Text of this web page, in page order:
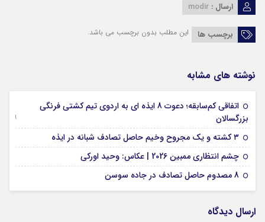
ارسال : modir
برچسب ها این مطلب بدون برچسب می باشد.
نوشته های مشابه
اتفاقی کم‌سابقه؛ دعوت 8 ایذه ای به اردوی تیم کشتی فرنگی
بزرگسالان
09 جولای 2026
۳ کشته و یک مجروح وخیم حاصل تصادف شبانه در ایذه
چشم انتظاری ممبین 2026 | عکاس: وحید اورکی
8 مصدوم حاصل تصادف در جاده سوسن
ارسال دیدگاه